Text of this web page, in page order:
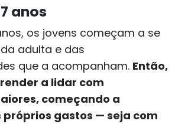
anos
os jovens começam a se
adulta e das
que a acompanham. Então,
a lidar com
começando a
próprios gastos — seja com